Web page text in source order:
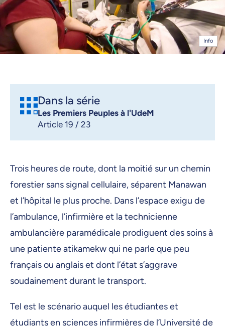
Info
Dans la série
Les Premiers Peuples à l'UdeM
Article 19 / 23
Trois heures de route, dont la moitié sur un chemin
forestier sans signal cellulaire, séparent Manawan
et l’hôpital le plus proche. Dans l’espace exigu de
l’ambulance, l’infirmière et la technicienne
ambulancière paramédicale prodiguent des soins à
une patiente atikamekw qui ne parle que peu
français ou anglais et dont l’état s’aggrave
soudainement durant le transport.
Tel est le scénario auquel les étudiantes et
étudiants en sciences infirmières de l’Université de